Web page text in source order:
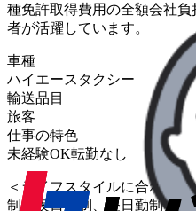
種免許取得費用の全額会社
者が活躍しています。
車種
ハイエース タクシー
輸送品目
旅客
仕事の特色
未経験OK転勤なし
＜ライフスタイルに合わせ
制、夜日勤制、昼日勤制な